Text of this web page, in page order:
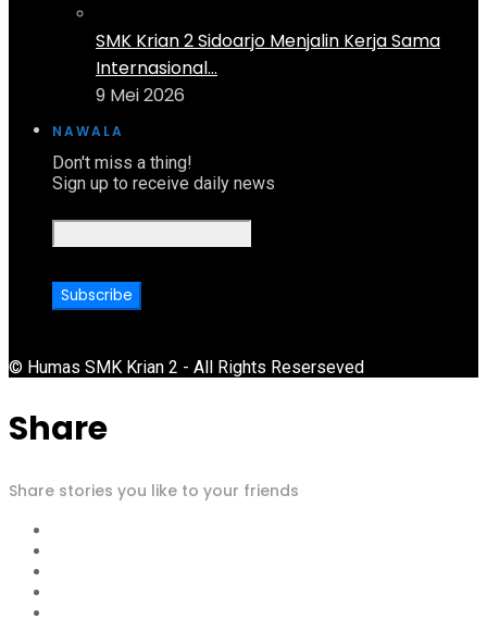
SMK Krian 2 Sidoarjo Menjalin Kerja Sama
Internasional...
9 Mei 2026
NAWALA
Don't miss a thing!
Sign up to receive daily news
© Humas SMK Krian 2 - All Rights Reserseved
Share
Share stories you like to your friends